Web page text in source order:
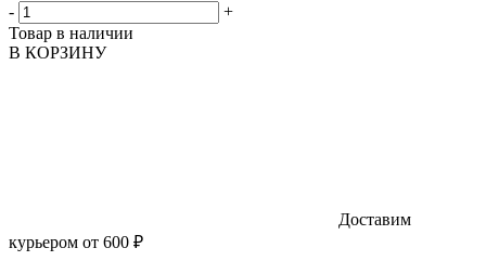
-
+
Товар в наличии
В КОРЗИНУ
Доставим
курьером от 600 ₽